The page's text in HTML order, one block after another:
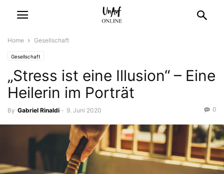
Home Gesellschaft
Gesellschaft
„Stress ist eine Illusion“ – Eine
Heilerin im Porträt
By Gabriel Rinaldi - 9. Juni 2020 0